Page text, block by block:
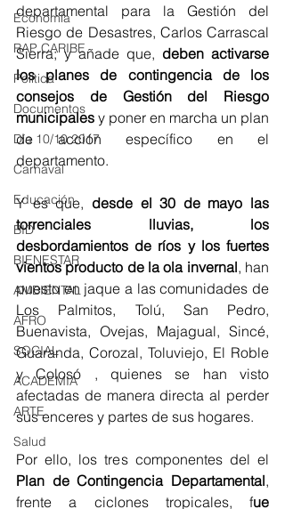
Economía
RAP CARIBE
Política
Documentos
Día 10/10 2017
Carnaval
Educación
BID
BIENESTAR
AMBIENTAL
AFRO
SOCIAL
ACADEMIA
ARTE
Salud
departamental para la Gestión del
Riesgo de Desastres, Carlos Carrascal
Sierra; y añade que, deben activarse
los planes de contingencia de los
consejos de Gestión del Riesgo
municipales y poner en marcha un plan
de acción específico en el
departamento.
Y es que, desde el 30 de mayo las
torrenciales lluvias, los
desbordamientos de ríos y los fuertes
vientos producto de la ola invernal, han
puesto en jaque a las comunidades de
Los Palmitos, Tolú, San Pedro,
Buenavista, Ovejas, Majagual, Sincé,
Guaranda, Corozal, Toluviejo, El Roble
y Colosó , quienes se han visto
afectadas de manera directa al perder
sus enceres y partes de sus hogares.
Plan de Contingencia Departamental,
frente a ciclones tropicales, fue